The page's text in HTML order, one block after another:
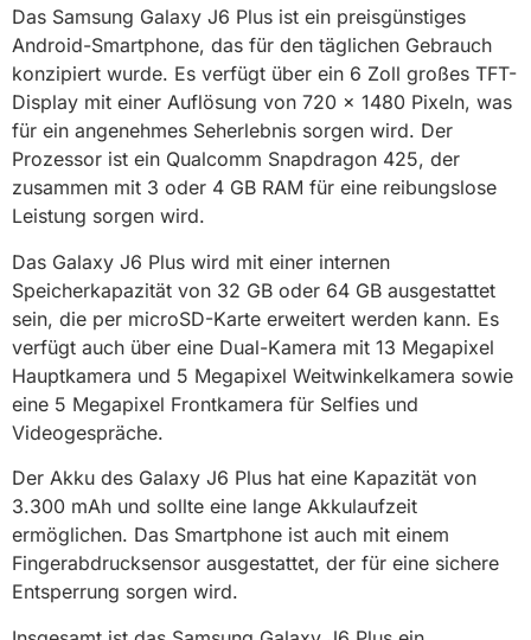
Das Samsung Galaxy J6 Plus ist ein preisgünstiges
Android-Smartphone, das für den täglichen Gebrauch
konzipiert wurde. Es verfügt über ein 6 Zoll großes TFT-
Display mit einer Auflösung von 720 x 1480 Pixeln, was
für ein angenehmes Seherlebnis sorgen wird. Der
Prozessor ist ein Qualcomm Snapdragon 425, der
zusammen mit 3 oder 4 GB RAM für eine reibungslose
Leistung sorgen wird.
Das Galaxy J6 Plus wird mit einer internen
Speicherkapazität von 32 GB oder 64 GB ausgestattet
sein, die per microSD-Karte erweitert werden kann. Es
verfügt auch über eine Dual-Kamera mit 13 Megapixel
Hauptkamera und 5 Megapixel Weitwinkelkamera sowie
eine 5 Megapixel Frontkamera für Selfies und
Videogespräche.
Der Akku des Galaxy J6 Plus hat eine Kapazität von
3.300 mAh und sollte eine lange Akkulaufzeit
ermöglichen. Das Smartphone ist auch mit einem
Fingerabdrucksensor ausgestattet, der für eine sichere
Entsperrung sorgen wird.